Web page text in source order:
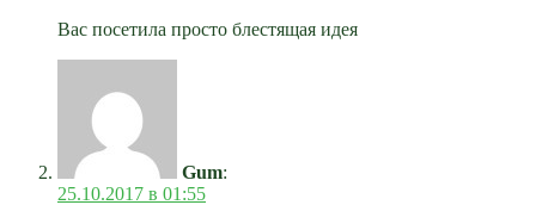
Вас посетила просто блестящая идея
Gum:
25.10.2017 в 01:55